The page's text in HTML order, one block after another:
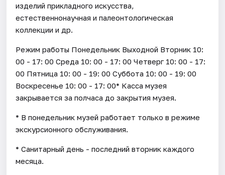
изделий прикладного искусства,
естественнонаучная и палеонтологическая
коллекции и др.
Режим работы Понедельник Выходной Вторник 10:
00 - 17: 00 Среда 10: 00 - 17: 00 Четверг 10: 00 - 17:
00 Пятница 10: 00 - 19: 00 Суббота 10: 00 - 19: 00
Воскресенье 10: 00 - 17: 00* Касса музея
закрывается за полчаса до закрытия музея.
* В понедельник музей работает только в режиме
экскурсионного обслуживания.
* Санитарный день - последний вторник каждого
месяца.